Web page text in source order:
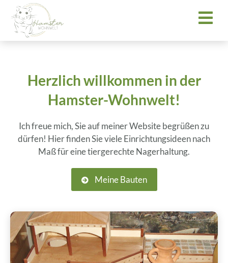
Herzlich willkommen in der
Hamster-Wohnwelt!
Ich freue mich, Sie auf meiner Website begrüßen zu
dürfen! Hier finden Sie viele Einrichtungsideen nach
Maß für eine tiergerechte Nagerhaltung.
Meine Bauten